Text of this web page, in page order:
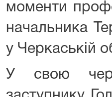
моменти
начальника
у Черкаській
У свою